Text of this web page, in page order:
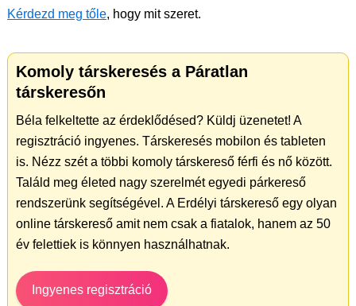
Kérdezd meg tőle, hogy mit szeret.
Komoly társkeresés a Páratlan
társkeresőn
Béla felkeltette az érdeklődésed? Küldj üzenetet! A
regisztráció ingyenes. Társkeresés mobilon és tableten
is. Nézz szét a többi komoly társkereső férfi és nő között.
Találd meg életed nagy szerelmét egyedi párkereső
rendszerünk segítségével. A Erdélyi társkereső egy olyan
online társkereső amit nem csak a fiatalok, hanem az 50
év felettiek is könnyen használhatnak.
Ingyenes regisztráció